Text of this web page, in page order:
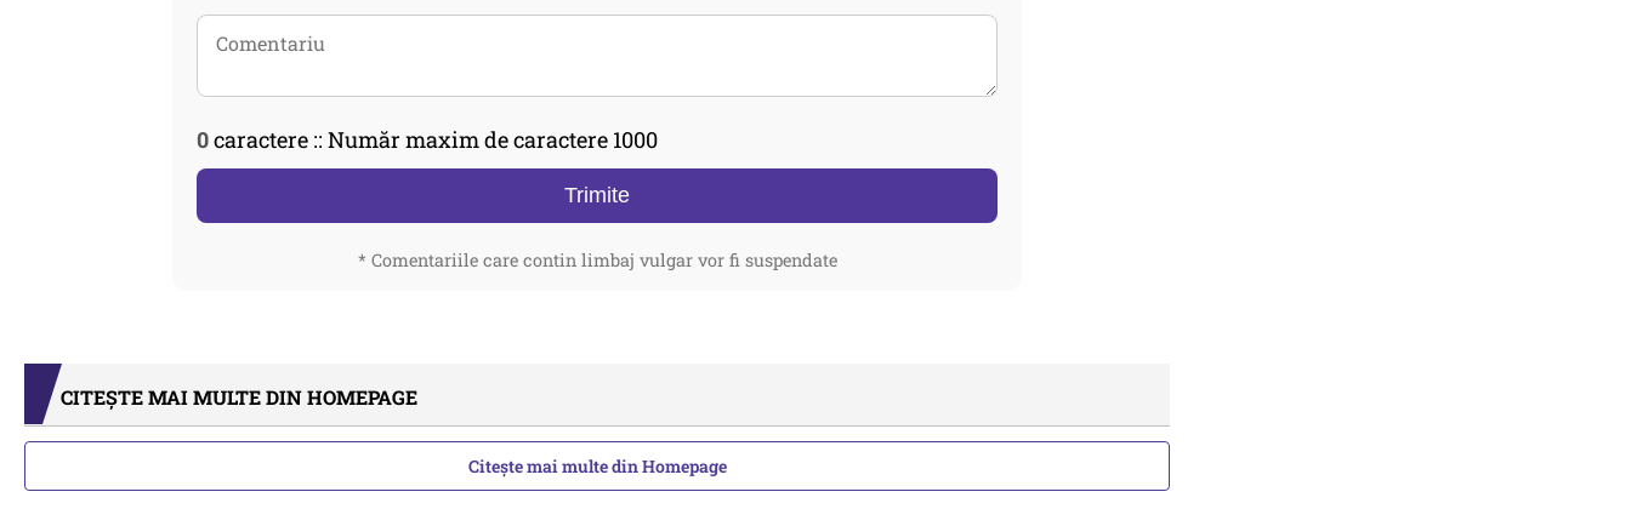
0caractere :: Număr maxim de caractere 1000
Trimite
* Comentariile care contin limbaj vulgar vor fi suspendate
CITEȘTE MAI MULTE DIN HOMEPAGE
Citește mai multe din Homepage